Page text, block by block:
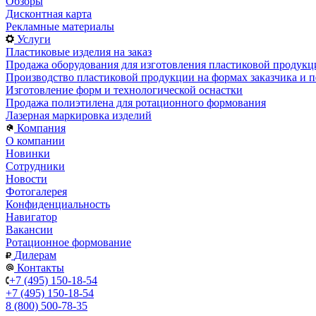
Дисконтная карта
Рекламные материалы
Услуги
Пластиковые изделия на заказ
Продажа оборудования для изготовления пластиковой
Производство пластиковой продукции на формах заказчика и
Изготовление форм и технологической оснастки
Продажа полиэтилена для ротационного формования
Лазерная маркировка изделий
Компания
О компании
Новинки
Сотрудники
Новости
Фотогалерея
Конфиденциальность
Навигатор
Вакансии
Ротационное формование
Дилерам
Контакты
+7 (495) 150-18-54
+7 (495) 150-18-54
8 (800) 500-78-35